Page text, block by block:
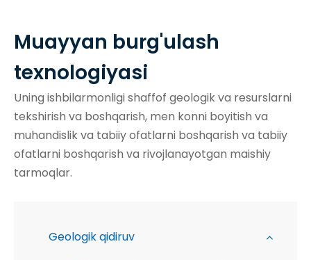
Muayyan burg'ulash
texnologiyasi
Uning ishbilarmonligi shaffof geologik va resurslarni
tekshirish va boshqarish, men konni boyitish va
muhandislik va tabiiy ofatlarni boshqarish va tabiiy
ofatlarni boshqarish va rivojlanayotgan maishiy
tarmoqlar.
Geologik qidiruv